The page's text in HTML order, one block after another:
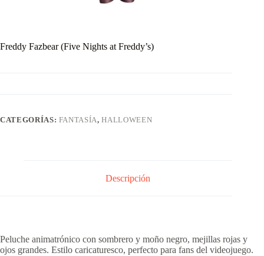
Freddy Fazbear (Five Nights at Freddy’s)
CATEGORÍAS: FANTASÍA,HALLOWEEN
Descripción
Peluche animatrónico con sombrero y moño negro, mejillas rojas y
ojos grandes. Estilo caricaturesco, perfecto para fans del videojuego.